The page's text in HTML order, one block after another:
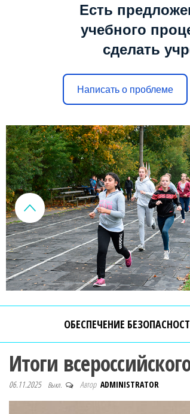
Есть
учебного
сделать
Написать о проблеме
ОБЕСПЕЧЕНИЕ
Итоги
06.11.2025 Выкл. Автор ADMINISTRATOR